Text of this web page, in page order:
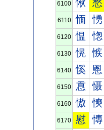
6100 愀 愁
6110 愐 愑
6120 愠 愡
6130 愰 愱
6140 慀 慁
6150 慐 慑
6160 慠 慡
6170 慰 慱